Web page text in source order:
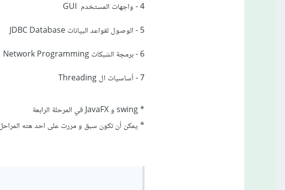
4 - واجهات المستخدم GUI
5 - الوصول لقواعد البيانات JDBC Database
6 - برمجة الشبكات Network Programming
7 - أساسيات ال Threading
* swing و JavaFX في المرحلة الرابعة
* يمكن أن تكون سبق و مررت على احد هته